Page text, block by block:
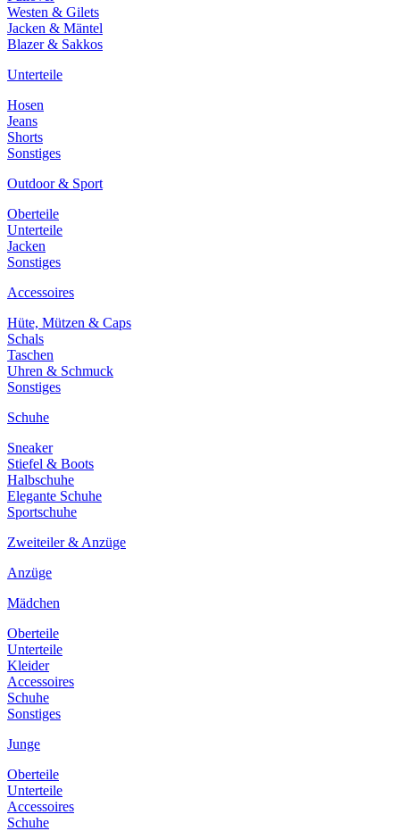
Westen & Gilets
Jacken & Mäntel
Blazer & Sakkos
Unterteile
Hosen
Jeans
Shorts
Sonstiges
Outdoor & Sport
Oberteile
Unterteile
Jacken
Sonstiges
Accessoires
Hüte, Mützen & Caps
Schals
Taschen
Uhren & Schmuck
Sonstiges
Schuhe
Sneaker
Stiefel & Boots
Halbschuhe
Elegante Schuhe
Sportschuhe
Zweiteiler & Anzüge
Anzüge
Mädchen
Oberteile
Unterteile
Kleider
Accessoires
Schuhe
Sonstiges
Junge
Oberteile
Unterteile
Accessoires
Schuhe